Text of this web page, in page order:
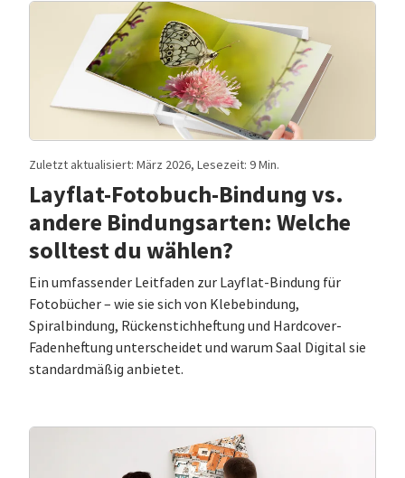
Zuletzt aktualisiert: März 2026, Lesezeit: 9 Min.
Layflat-Fotobuch-Bindung vs.
andere Bindungsarten: Welche
solltest du wählen?
Ein umfassender Leitfaden zur Layflat-Bindung für
Fotobücher – wie sie sich von Klebebindung,
Spiralbindung, Rückenstichheftung und Hardcover-
Fadenheftung unterscheidet und warum Saal Digital sie
standardmäßig anbietet.